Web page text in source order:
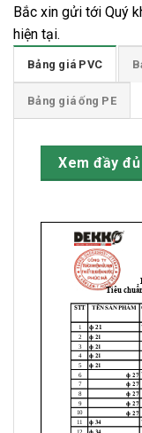
Bắc xin gửi tới Quý
hiện tại.
Bảng giá PVC
Bảng giá ống PE
Xem đầy đủ